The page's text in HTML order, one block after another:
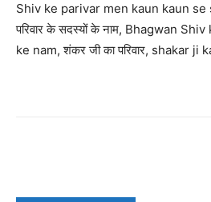
Shiv ke parivar men kaun kaun se
परिवार के सदस्यों के नाम, Bhagwan
ke nam, शंकर जी का परिवार, shakar ji